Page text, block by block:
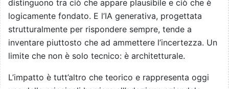
distinguono tra ciò che appare plausibile e ciò che è
logicamente fondato. E l’IA generativa, progettata
strutturalmente per rispondere sempre, tende a
inventare piuttosto che ad ammettere l’incertezza. Un
limite che non è solo tecnico: è architetturale.
L’impatto è tutt’altro che teorico e rappresenta oggi